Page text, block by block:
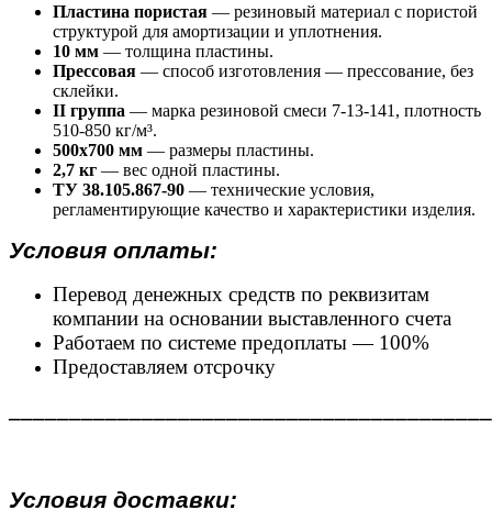
Пластина пористая — резиновый материал с пористой
структурой для амортизации и уплотнения.
10 мм — толщина пластины.
Прессовая — способ изготовления — прессование, без
склейки.
II группа — марка резиновой смеси 7-13-141, плотность
510-850 кг/м³.
500х700 мм — размеры пластины.
2,7 кг — вес одной пластины.
ТУ 38.105.867-90 — технические условия,
регламентирующие качество и характеристики изделия.
Условия оплаты:
Перевод денежных средств по реквизитам
компании на основании выставленного счета
Работаем по системе предоплаты — 100%
Предоставляем отсрочку
Условия доставки: